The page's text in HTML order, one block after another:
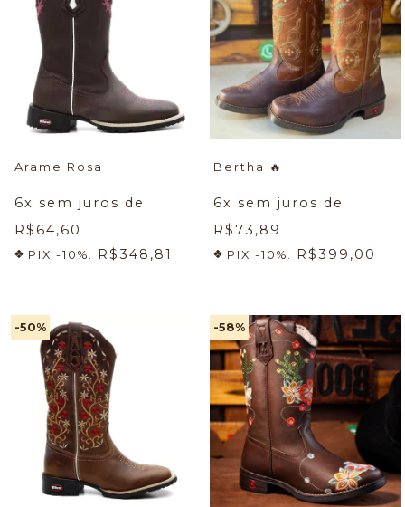
Arame Rosa
6x sem juros de
R$64,60
PIX -10%: R$348,81
Bertha 🔥
6x sem juros de
R$73,89
PIX -10%: R$399,00
-50% -58%